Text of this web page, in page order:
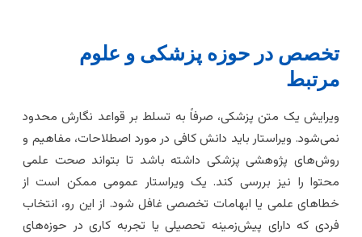
در حوزه پزشکی و علوم
یک متن پزشکی، صرفاً به تسلط بر قواعد نگارش محدود
ویراستار باید دانش کافی در مورد اصطلاحات، مفاهیم و
پژوهشی پزشکی داشته باشد تا بتواند صحت علمی
را نیز بررسی کند. یک ویراستار عمومی ممکن است از
علمی یا ابهامات تخصصی غافل شود. از این رو، انتخاب
که دارای پیش‌زمینه تحصیلی یا تجربه کاری در حوزه‌های